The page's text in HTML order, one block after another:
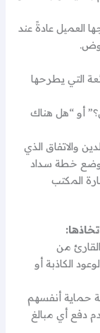
العميل عادةً عند
التي يطرحها
أو “هل هناك
والاتفاق الذي
وضع خطة سداد
المكتب
من
الكاذبة أو
حماية أنفسهم
دفع أي مبالغ